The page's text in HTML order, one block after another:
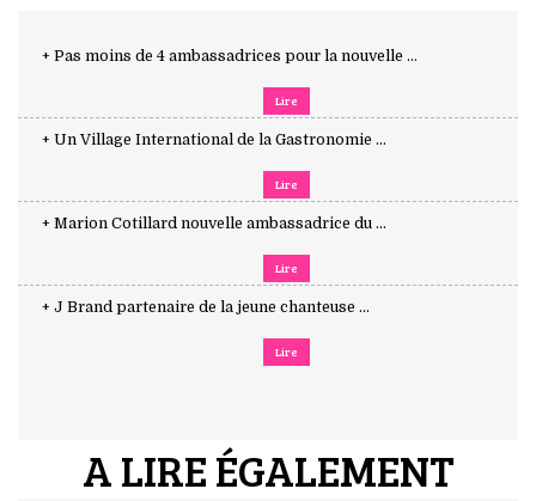
+ Pas moins de 4 ambassadrices pour la nouvelle ...
Lire
+ Un Village International de la Gastronomie ...
Lire
+ Marion Cotillard nouvelle ambassadrice du ...
Lire
+ J Brand partenaire de la jeune chanteuse ...
Lire
A LIRE ÉGALEMENT